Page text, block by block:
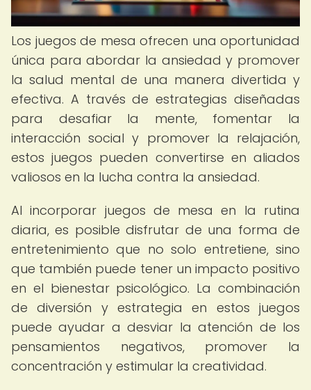
Los juegos de mesa ofrecen una oportunidad
única para abordar la ansiedad y promover
la salud mental de una manera divertida y
efectiva. A través de estrategias diseñadas
para desafiar la mente, fomentar la
interacción social y promover la relajación,
estos juegos pueden convertirse en aliados
valiosos en la lucha contra la ansiedad.
Al incorporar juegos de mesa en la rutina
diaria, es posible disfrutar de una forma de
entretenimiento que no solo entretiene, sino
que también puede tener un impacto positivo
en el bienestar psicológico. La combinación
de diversión y estrategia en estos juegos
puede ayudar a desviar la atención de los
pensamientos negativos, promover la
concentración y estimular la creatividad.